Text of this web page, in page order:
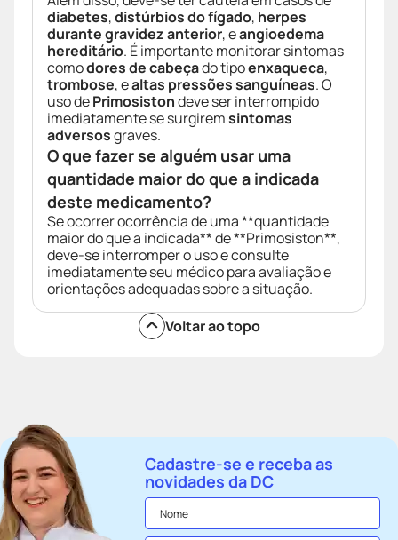
diabetes,distúrbios do fígado, herpes
durante gravidez anterior, eangioedema
hereditário. É importante monitorar sintomas
comodores de cabeçado tipoenxaqueca,
trombose, ealtas pressões sanguíneas. O
uso dePrimosistondeve ser interrompido
imediatamente se surgiremsintomas
adversosgraves.
O que fazer se alguém usar uma
quantidade maior do que a indicada
deste medicamento?
Se ocorrer ocorrência de uma **quantidade
maior do que a indicada** de **Primosiston**,
deve-se interromper o uso e consulte
imediatamente seu médico para avaliação e
orientações adequadas sobre a situação.
Voltar ao topo
Cadastre-se e receba as
novidades da DC